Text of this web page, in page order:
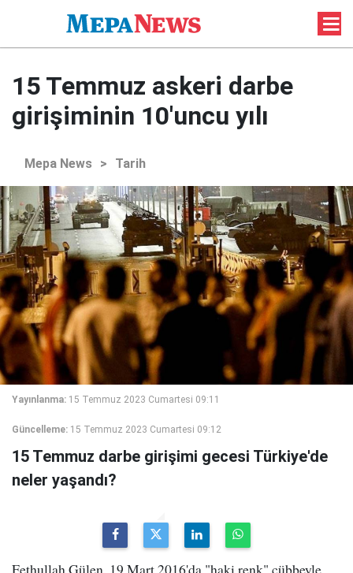
15 Temmuz askeri darbe
girişiminin 10'uncu yılı
Mepa News > Tarih
Yayınlanma: 15 Temmuz 2023 Cumartesi 09:11
Güncelleme: 15 Temmuz 2023 Cumartesi 09:12
15 Temmuz darbe girişimi gecesi Türkiye'de
neler yaşandı?
Fethullah Gülen, 19 Mart 2016'da "haki renk" cübbeyle